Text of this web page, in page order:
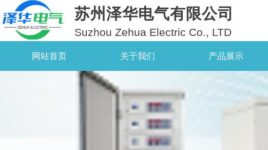
苏州泽华电气有限公司
Suzhou Zehua Electric Co., LTD
网站首页 关于我们 产品展示